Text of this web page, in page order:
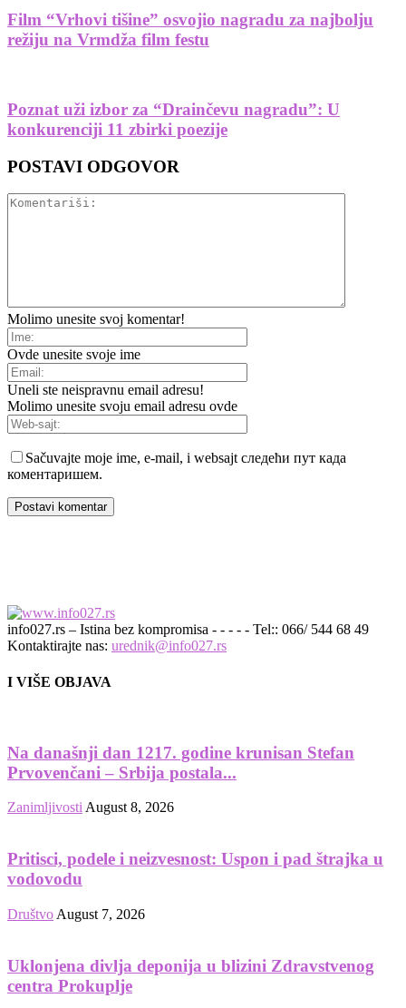
Film “Vrhovi tišine” osvojio nagradu za najbolju
režiju na Vrmdža film festu
Poznat uži izbor za “Drainčevu nagradu”: U
konkurenciji 11 zbirki poezije
POSTAVI ODGOVOR
Molimo unesite svoj komentar!
Ovde unesite svoje ime
Uneli ste neispravnu email adresu!
Molimo unesite svoju email adresu ovde
Sačuvajte moje ime, e-mail, i websajt следећи пут када
коментаришем.
info027.rs – Istina bez kompromisa - - - - - Tel:: 066/ 544 68 49
Kontaktirajte nas: urednik@info027.rs
I VIŠE OBJAVA
Na današnji dan 1217. godine krunisan Stefan
Prvovenčani – Srbija postala...
Zanimljivosti August 8, 2026
Pritisci, podele i neizvesnost: Uspon i pad štrajka u
vodovodu
Društvo August 7, 2026
Uklonjena divlja deponija u blizini Zdravstvenog
centra Prokuplje